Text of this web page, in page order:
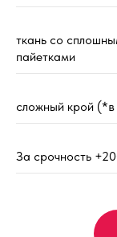
ткань со
пайетками
сложный крой (*в
За срочность